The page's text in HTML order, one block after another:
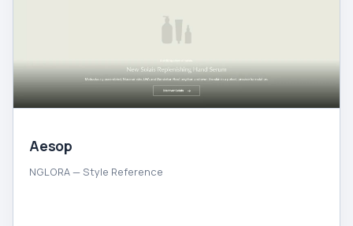
Aesop
NGLORA — Style Reference